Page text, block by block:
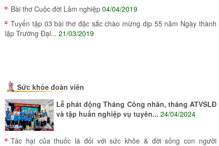
Bài thơ Cuộc đời Lâm nghiệp 04/04/2019
Tuyển tập 03 bài thơ đặc sắc chào mừng dịp 55 năm Ngày thành
lập Trường Đại... 21/03/2019
Sức khỏe đoàn viên
Lễ phát động Tháng Công nhân, tháng ATVSLĐ
và tập huấn nghiệp vụ tuyên... 24/04/2024
Tác hại của thuốc lá đối với sức khỏe & đời sống con người